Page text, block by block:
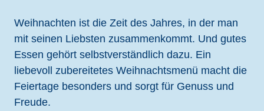
Weihnachten ist die Zeit des Jahres, in der man
mit seinen Liebsten zusammenkommt. Und gutes
Essen gehört selbstverständlich dazu. Ein
liebevoll zubereitetes Weihnachtsmenü macht die
Feiertage besonders und sorgt für Genuss und
Freude.